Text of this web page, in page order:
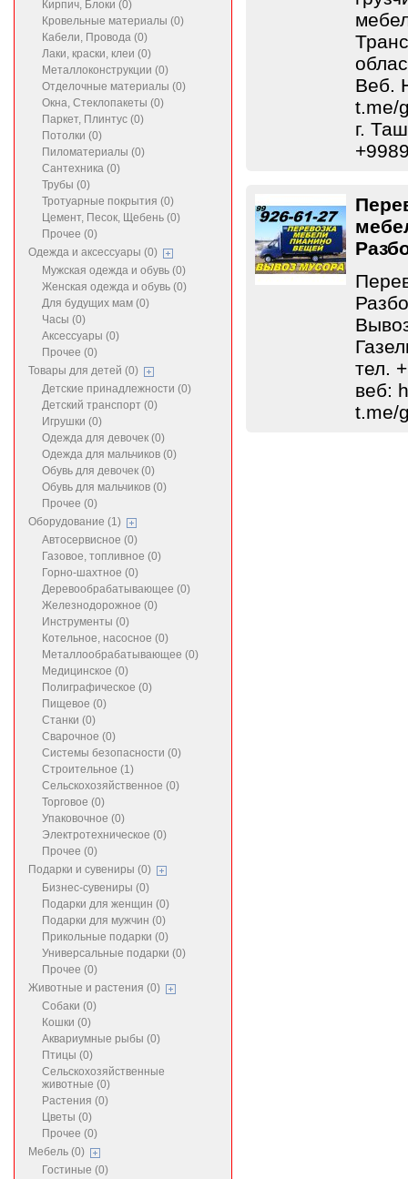
Кирпич, Блоки (0)
Кровельные материалы (0)
Кабели, Провода (0)
Лаки, краски, клеи (0)
Металлоконструкции (0)
Отделочные материалы (0)
Окна, Стеклопакеты (0)
Паркет, Плинтус (0)
Потолки (0)
Пиломатериалы (0)
Сантехника (0)
Трубы (0)
Тротуарные покрытия (0)
Цемент, Песок, Щебень (0)
Прочее (0)
Одежда и аксессуары (0)
Мужская одежда и обувь (0)
Женская одежда и обувь (0)
Для будущих мам (0)
Часы (0)
Аксессуары (0)
Прочее (0)
Товары для детей (0)
Детские принадлежности (0)
Детский транспорт (0)
Игрушки (0)
Одежда для девочек (0)
Одежда для мальчиков (0)
Обувь для девочек (0)
Обувь для мальчиков (0)
Прочее (0)
Оборудование (1)
Автосервисное (0)
Газовое, топливное (0)
Горно-шахтное (0)
Деревообрабатывающее (0)
Железнодорожное (0)
Инструменты (0)
Котельное, насосное (0)
Металлообрабатывающее (0)
Медицинское (0)
Полиграфическое (0)
Пищевое (0)
Станки (0)
Сварочное (0)
Системы безопасности (0)
Строительное (1)
Сельскохозяйственное (0)
Торговое (0)
Упаковочное (0)
Электротехническое (0)
Прочее (0)
Подарки и сувениры (0)
Бизнес-сувениры (0)
Подарки для женщин (0)
Подарки для мужчин (0)
Прикольные подарки (0)
Универсальные подарки (0)
Прочее (0)
Животные и растения (0)
Собаки (0)
Кошки (0)
Аквариумные рыбы (0)
Птицы (0)
Сельскохозяйственные
животные (0)
Растения (0)
Цветы (0)
Прочее (0)
Мебель (0)
Гостиные (0)
Веб.
t.me/
г.
тел.
веб:
t.me/